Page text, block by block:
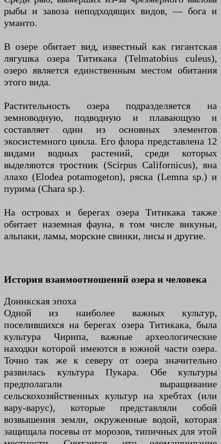
рыбы и завоза неподходящих видов, — бога и
уманто.
В озере обитает вид, известный как гигантская
лягушка озера Титикака (Telmatobius culeus),
озеро является единственным местом обитания
этого вида.
Растительность озера подразделяется на
земноводную, подводную и плавающую и
составляет один из основных элементов
экосистемного цикла. Его флора представлена ​​12
видами водных растений, среди которых
выделяются тростник (Scirpus Californicus), яна
ллахо (Elodea potamogeton), ряска (Lemna sp.) и
пурима (Chara sp.).
На островах и берегах озера Титикака также
обитает наземная фауна, в том числе викуньи,
альпаки, ламы, морские свинки, лисы и другие.
История взаимоотношений озера и человека
Доинкская эпоха
Одной из наиболее важных культур,
поселившихся на берегах озера Титикака, была
культура Чирипа, важные археологические
находки которой имеются в южной части озера.
Точно так же к северу от озера значительно
развилась культура Пукара. Обе культуры
предполагали выращивание
сельскохозяйственных культур на хребтах (или
вару-варус), которые представляли собой
возвышения земли, окруженные водой, которая
защищала посевы от морозов, типичных для этой